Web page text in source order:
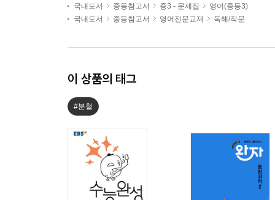
국내도서 중등참고서 중3 - 문제집
영어(중등3)
국내도서
중등참고서 영어전문교재 독해/작문
이 상품의 태그
#분철